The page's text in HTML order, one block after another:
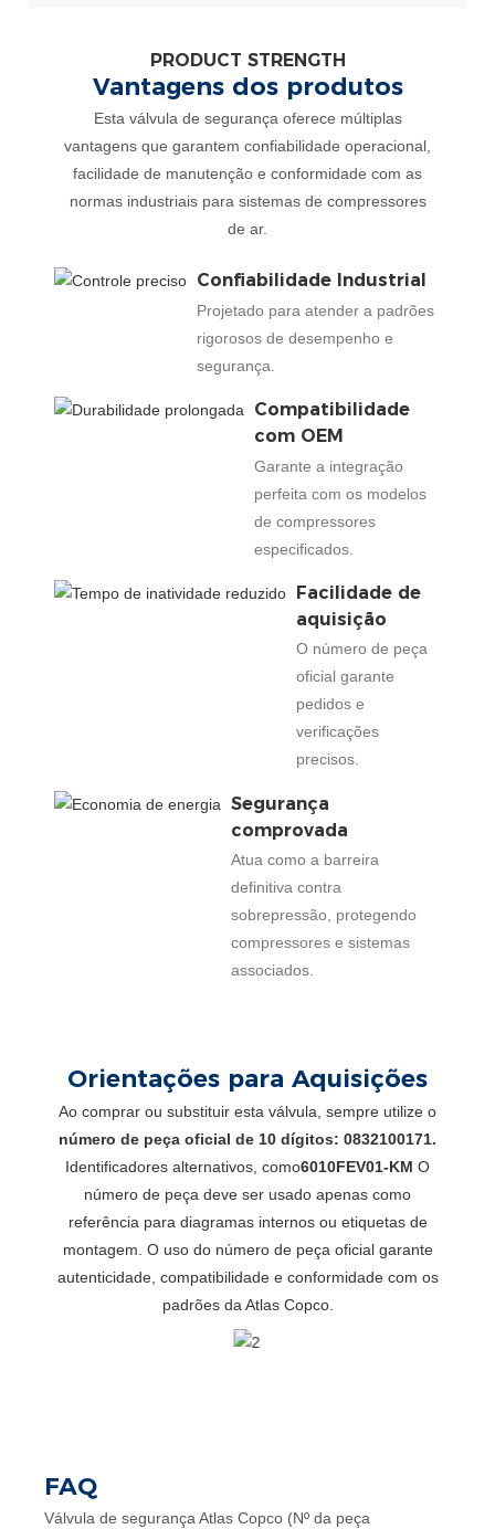
PRODUCT STRENGTH
Vantagens dos produtos
Esta válvula de segurança oferece múltiplas
vantagens que garantem confiabilidade operacional,
facilidade de manutenção e conformidade com as
normas industriais para sistemas de compressores
de ar.
Confiabilidade Industrial
Projetado para atender a padrões
rigorosos de desempenho e
segurança.
Compatibilidade
com OEM
Garante a integração
perfeita com os modelos
de compressores
especificados.
Facilidade de
aquisição
O número de peça
oficial garante
pedidos e
verificações
precisos.
Segurança
comprovada
Atua como a barreira
definitiva contra
sobrepressão, protegendo
compressores e sistemas
associados.
Orientações para Aquisições
Ao comprar ou substituir esta válvula, sempre utilize o
número de peça oficial de 10 dígitos: 0832100171.
Identificadores alternativos, como6010FEV01-KM O
número de peça deve ser usado apenas como
referência para diagramas internos ou etiquetas de
montagem. O uso do número de peça oficial garante
autenticidade, compatibilidade e conformidade com os
padrões da Atlas Copco.
FAQ
Válvula de segurança Atlas Copco (Nº da peça